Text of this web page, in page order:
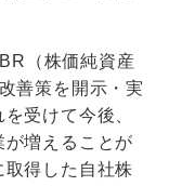
（株価純資産
善策を開示・実
受けて今後、
が増えることが
得した自社株